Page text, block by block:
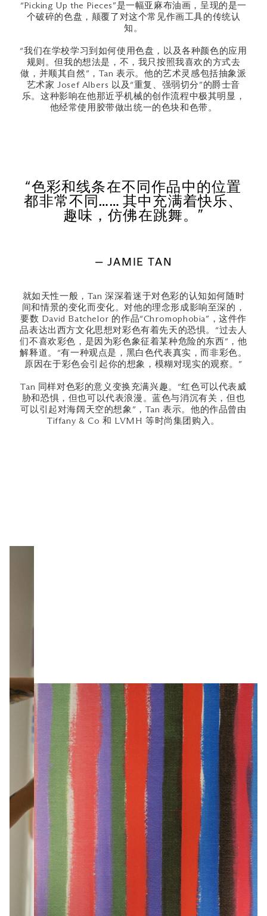
“Picking Up the Pieces”是一幅亚麻布油画，呈现的是一
个破碎的色盘，颠覆了对这个常见作画工具的传统认
知。
“我们在学校学习到如何使用色盘，以及各种颜色的应用
规则。但我的想法是，不，我只按照我喜欢的方式去
做，并顺其自然”，Tan 表示。他的艺术灵感包括抽象派
艺术家 Josef Albers 以及“重复、强弱切分”的爵士音
乐。这种影响在他那近乎机械的创作流程中极其明显，
他经常使用胶带做出统一的色块和色带。
“色彩和线条在不同作品中的位置
都非常不同…… 其中充满着快乐、
趣味，仿佛在跳舞。”
— JAMIE TAN
就如天性一般，Tan 深深着迷于对色彩的认知如何随时
间和情景的变化而变化。对他的理念形成影响至深的，
要数 David Batchelor 的作品“Chromophobia”，这件作
品表达出西方文化思想对彩色有着先天的恐惧。“过去人
们不喜欢彩色，是因为彩色象征着某种危险的东西”，他
解释道。“有一种观点是，黑白色代表真实，而非彩色。
原因在于彩色会引起你的想象，模糊对现实的观察。”
Tan 同样对色彩的意义变换充满兴趣。“红色可以代表威
胁和恐惧，但也可以代表浪漫。蓝色与消沉有关，但也
可以引起对海阔天空的想象”，Tan 表示。他的作品曾由
Tiffany & Co 和 LVMH 等时尚集团购入。